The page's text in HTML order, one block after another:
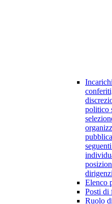
politico
Elenco
Posti di
Ruolo